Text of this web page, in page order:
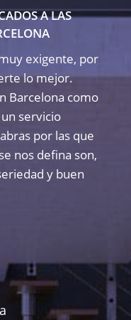
A LAS
exigente, por
lo mejor.
Barcelona como
servicio
por las que
nos defina son,
y buen